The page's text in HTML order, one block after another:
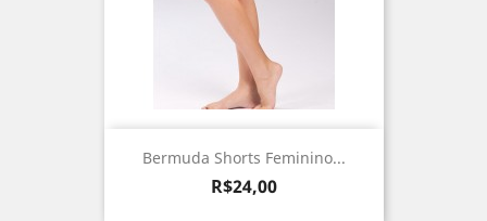
Bermuda Shorts Feminino...
Preço
R$24,00